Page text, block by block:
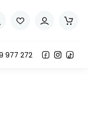
977 272